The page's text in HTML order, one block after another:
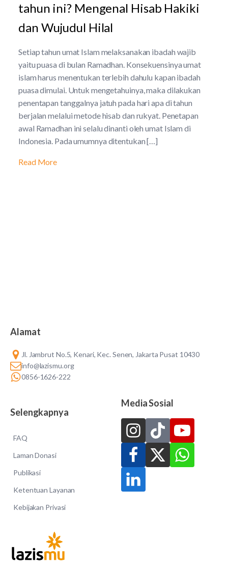
tahun ini? Mengenal Hisab Hakiki
dan Wujudul Hilal
Setiap tahun umat Islam melaksanakan ibadah wajib
yaitu puasa di bulan Ramadhan. Konsekuensinya umat
islam harus menentukan terlebih dahulu kapan ibadah
puasa dimulai. Untuk mengetahuinya, maka dilakukan
penentapan tanggalnya jatuh pada hari apa di tahun
berjalan melalui metode hisab dan rukyat. Penetapan
awal Ramadhan ini selalu dinanti oleh umat Islam di
Indonesia. Pada umumnya ditentukan […]
Read More
Alamat
Jl. Jambrut No.5, Kenari, Kec. Senen, Jakarta Pusat 10430
info@lazismu.org
0856-1626-222
Selengkapnya
FAQ
Laman Donasi
Publikasi
Ketentuan Layanan
Kebijakan Privasi
Media Sosial